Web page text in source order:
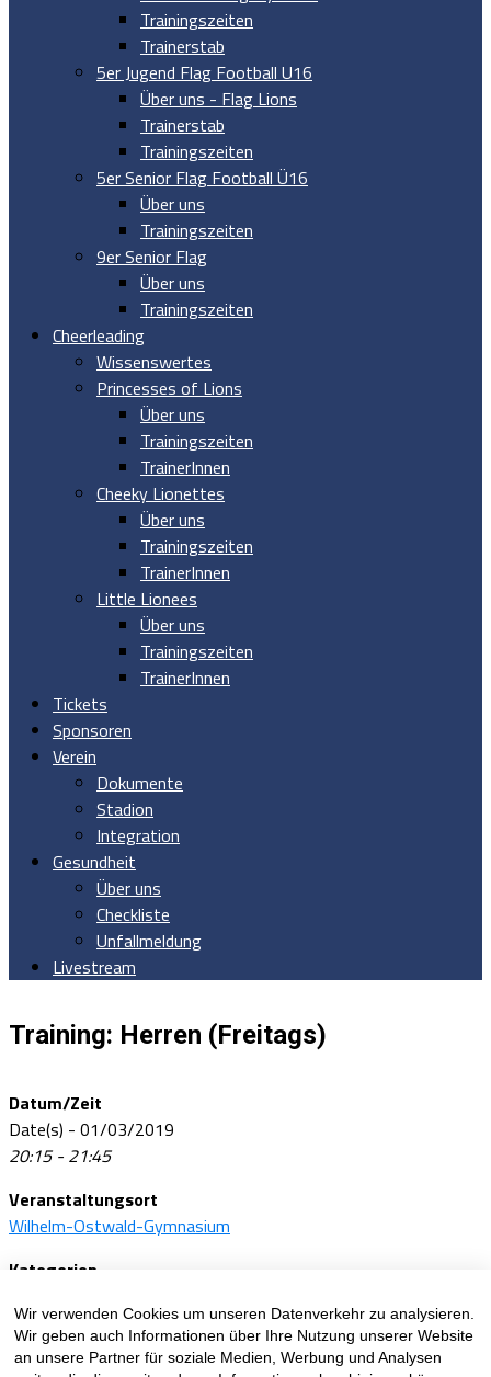
Trainingszeiten
Trainerstab
5er Jugend Flag Football U16
Über uns - Flag Lions
Trainerstab
Trainingszeiten
5er Senior Flag Football Ü16
Über uns
Trainingszeiten
9er Senior Flag
Über uns
Trainingszeiten
Cheerleading
Wissenswertes
Princesses of Lions
Über uns
Trainingszeiten
TrainerInnen
Cheeky Lionettes
Über uns
Trainingszeiten
TrainerInnen
Little Lionees
Über uns
Trainingszeiten
TrainerInnen
Tickets
Sponsoren
Verein
Dokumente
Stadion
Integration
Gesundheit
Über uns
Checkliste
Unfallmeldung
Livestream
Training: Herren (Freitags)
Datum/Zeit
Date(s) - 01/03/2019
20:15 - 21:45
Veranstaltungsort
Wilhelm-Ostwald-Gymnasium
Kategorien
Lionsterritory
Wir verwenden Cookies um unseren Datenverkehr zu analysieren.
Wir geben auch Informationen über Ihre Nutzung unserer Website
an unsere Partner für soziale Medien, Werbung und Analysen